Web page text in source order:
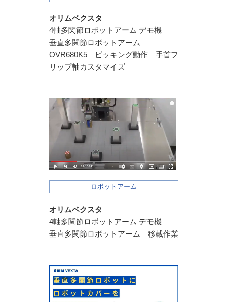
オリムベクスタ
4軸多関節ロボットアーム デモ機
垂直多関節ロボットアーム
OVR680K5 ピッキング動作 手首フ
リップ軸カスタマイズ
ロボットアーム
オリムベクスタ
4軸多関節ロボットアーム デモ機
垂直多関節ロボットアーム 移載作業